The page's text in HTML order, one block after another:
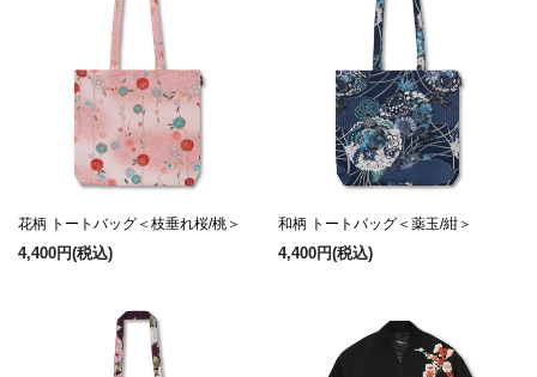
花柄 トートバッグ＜枝垂れ桜/桃＞
4,400円(税込)
和柄 トートバッグ＜薬玉/紺＞
4,400円(税込)